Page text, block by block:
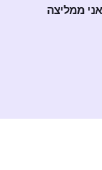
אני ממליצה